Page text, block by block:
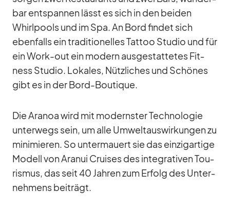
bar ent­span­nen lässt es sich in den bei­den
Whirl­pools und im Spa. An Bord fin­det sich
eben­falls ein tra­di­tio­nel­les Tat­too Stu­dio und für
ein Work-out ein mo­dern aus­ge­stat­te­tes Fit­
ness Stu­dio. Lo­ka­les, Nütz­li­ches und Schö­nes
gibt es in der Bord-Bou­tique.
Die Ara­noa wird mit mo­derns­ter Tech­no­lo­gie
un­ter­wegs sein, um alle Um­welt­aus­wir­kun­gen zu
mi­ni­mie­ren. So un­ter­mau­ert sie das ein­zig­ar­tige
Mo­dell von Ara­nui Crui­ses des in­te­gra­ti­ven Tou­
ris­mus, das seit 40 Jah­ren zum Er­folg des Un­ter­
neh­mens bei­trägt.